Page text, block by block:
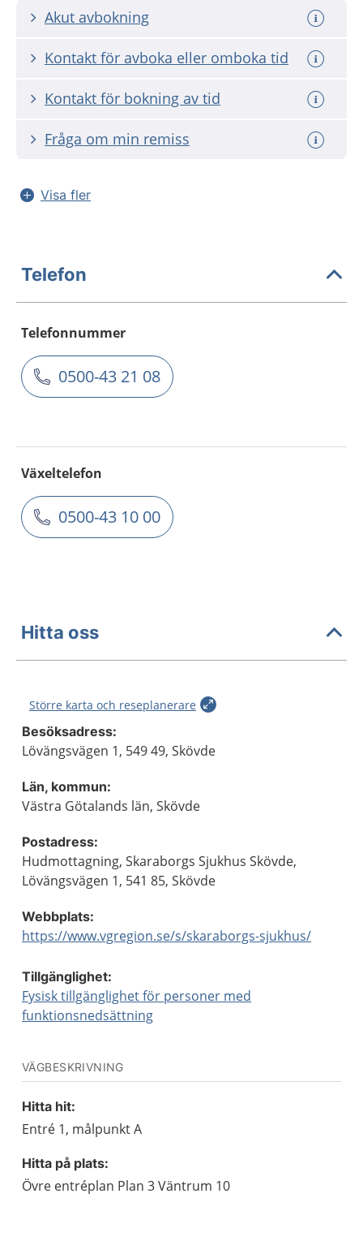
Akut avbokning
Kontakt för avboka eller omboka tid
Kontakt för bokning av tid
Fråga om min remiss
Visa fler
Telefon
Telefonnummer
0500-43 21 08
Växeltelefon
0500-43 10 00
Hitta oss
Större karta och reseplanerare
Besöksadress:
Lövängsvägen 1, 549 49, Skövde
Län, kommun:
Västra Götalands län, Skövde
Postadress:
Hudmottagning, Skaraborgs Sjukhus Skövde,
Lövängsvägen 1, 541 85, Skövde
Webbplats:
https://www.vgregion.se/s/skaraborgs-sjukhus/
Tillgänglighet:
Fysisk tillgänglighet för personer med
funktionsnedsättning
VÄGBESKRIVNING
Hitta hit:
Entré 1, målpunkt A
Hitta på plats:
Övre entréplan Plan 3 Väntrum 10